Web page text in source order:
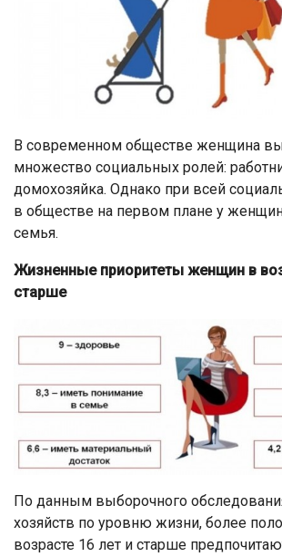
В современном обществе женщина
множество социальных ролей:
домохозяйка. Однако при всей
в обществе на первом плане у
семья.
Жизненные приоритеты женщин в
старше
По данным выборочного
хозяйств по уровню жизни, более
возрасте 16 лет и старше